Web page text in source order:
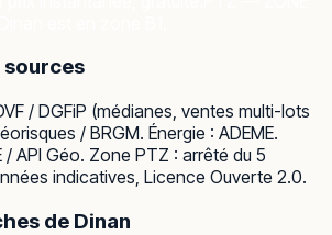
/ DGFiP (médianes, ventes multi-lots
/ BRGM. Énergie : ADEME.
/ API Géo. Zone PTZ : arrêté du 5
indicatives, Licence Ouverte 2.0.
de Dinan